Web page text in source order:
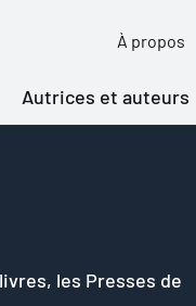
À propos
Autrices et auteurs
les Presses de